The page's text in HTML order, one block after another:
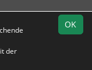
OK
der